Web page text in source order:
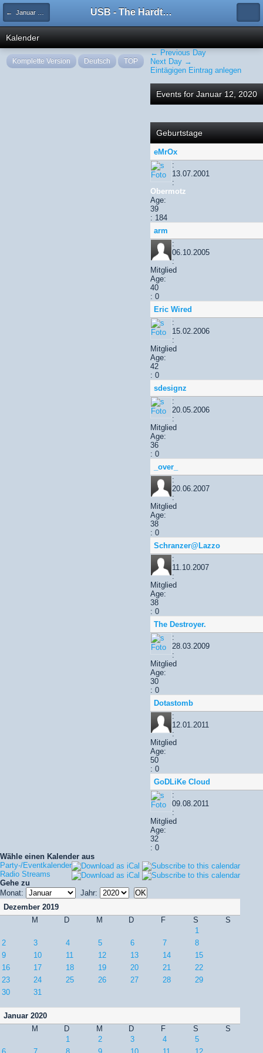
← Januar 2020 USB - The Hardtechno Family
Kalender
← Previous Day
Next Day →
Eintägigen Eintrag anlegen
Events for Januar 12, 2020
Geburtstage
eMrOx
:
13.07.2001
:
Obermotz
Age:
39
: 184
arm
:
06.10.2005
:
Mitglied
Age:
40
: 0
Eric Wired
:
15.02.2006
:
Mitglied
Age:
42
: 0
sdesignz
:
20.05.2006
:
Mitglied
Age:
36
: 0
_over_
:
20.06.2007
:
Mitglied
Age:
38
: 0
Schranzer@Lazzo
:
11.10.2007
:
Mitglied
Age:
38
: 0
The Destroyer.
:
28.03.2009
:
Mitglied
Age:
30
: 0
Dotastomb
:
12.01.2011
:
Mitglied
Age:
50
: 0
GoDLiKe Cloud
:
09.08.2011
:
Mitglied
Age:
32
: 0
Wähle einen Kalender aus
Party-/Eventkalender
Radio Streams
Gehe zu
Monat:
Jahr:
Dezember 2019
M
D M D F S
S
1
2
3 4 5 6 7
8
9
10 11 12 13 14
15
16
17 18 19 20 21
22
23
24 25 26 27 28
29
30
31
Januar 2020
M
D M D F S
S
1
2 3 4
5
Komplette Version Deutsch TOP